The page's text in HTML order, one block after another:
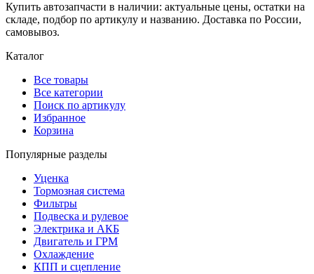
Купить автозапчасти в наличии: актуальные цены, остатки на
складе, подбор по артикулу и названию. Доставка по России,
самовывоз.
Каталог
Все товары
Все категории
Поиск по артикулу
Избранное
Корзина
Популярные разделы
Уценка
Тормозная система
Фильтры
Подвеска и рулевое
Электрика и АКБ
Двигатель и ГРМ
Охлаждение
КПП и сцепление